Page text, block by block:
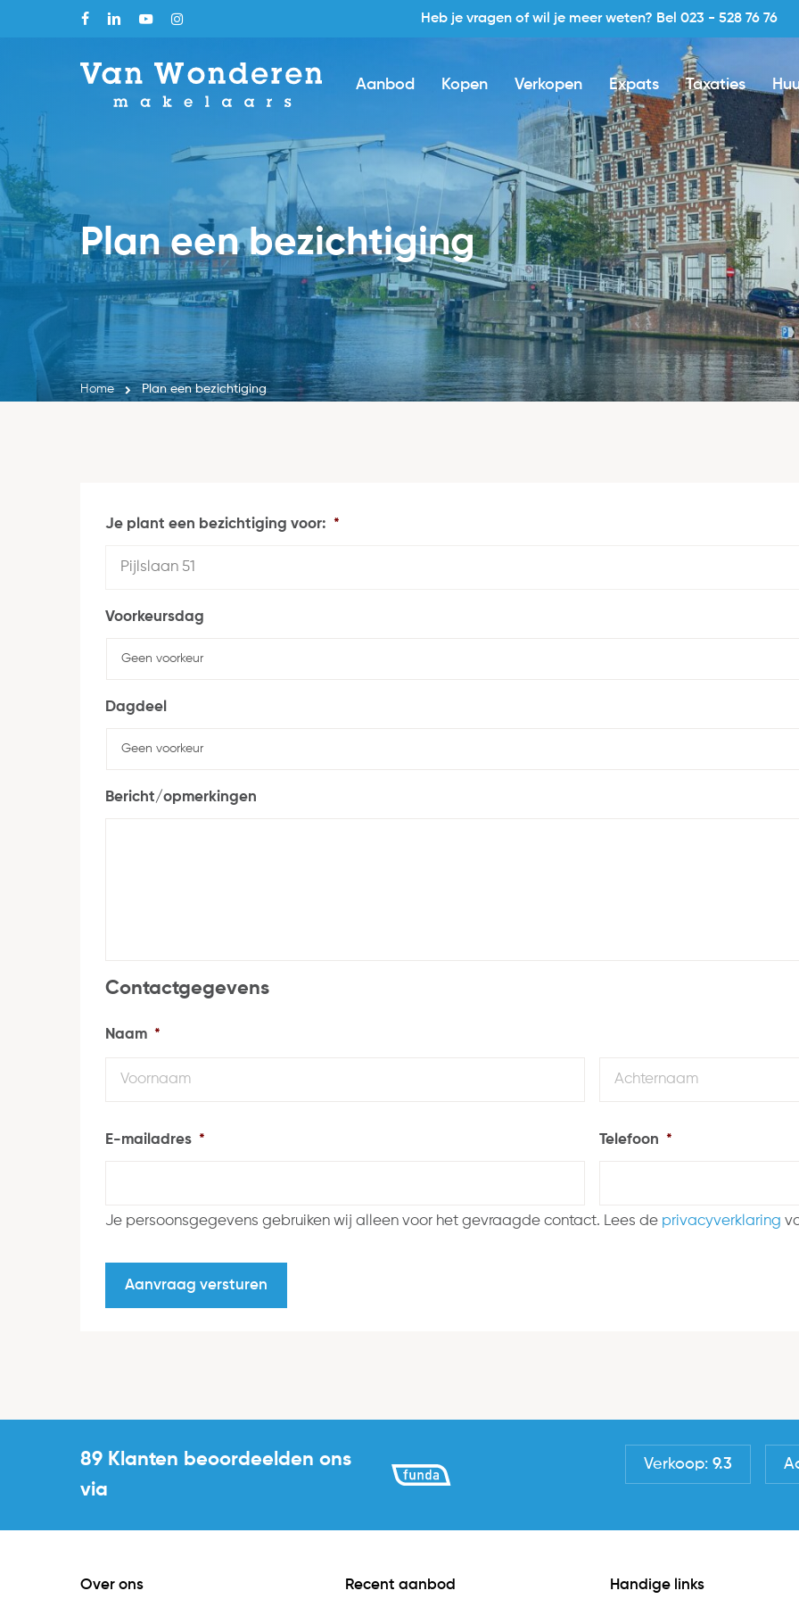
Heb je vragen of wil je meer weten? Bel 023 - 528 76 76
Aanbod Kopen Verkopen Expats Taxaties
Plan een bezichtiging
Home Plan een bezichtiging
Je plant een bezichtiging voor: *
Voorkeursdag
Dagdeel
Bericht/opmerkingen
Contactgegevens
Naam *
E-mailadres * Telefoon *
Je persoonsgegevens gebruiken wij alleen voor het gevraagde contact. Lees de privacyverklaring
89 Klanten beoordeelden ons
via
Verkoop: 9.3
Over ons Recent aanbod Handige links